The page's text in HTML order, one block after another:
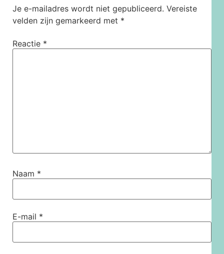
Je e-mailadres wordt niet gepubliceerd. Vereiste
velden zijn gemarkeerd met *
Reactie *
Naam *
E-mail *